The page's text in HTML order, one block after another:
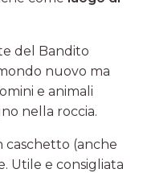
del Bandito
nuovo ma
e animali
nella roccia.
caschetto (anche
Utile e consigliata